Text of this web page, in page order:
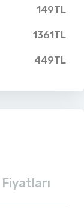
149TL
1361TL
449TL